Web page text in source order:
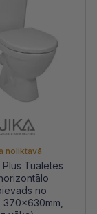
noliktavā
Plus Tualetes
no
370x630mm,